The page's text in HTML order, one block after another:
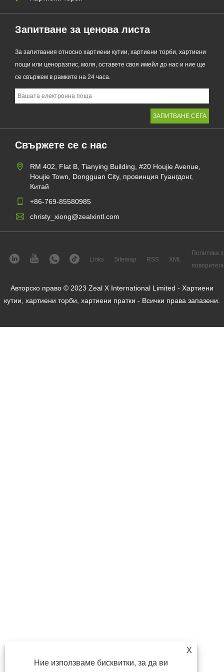
X
Ние използваме бисквитки, за да ви
Запитване за ценова листа
За запитвания относно хартиени кутии, хартиени торби, хартиени
пощи или ценоразпис, моля, оставете своя имейл до нас и ние ще
се свържем в рамките на 24 часа.
Свържете се с нас
RM 402, Flat B, Tianying Building, #20 Houjie Avenue,
Houjie Town, Dongguan City, провинция Гуангдонг,
Китай
+86-769-85580985
christy_xiong@zealxintl.com
Links Sitemap RSS XML
Политика
Авторско право © 2023 Zeal X International Limited - Хартиени
кутии, хартиени торби, хартиени пратки - Всички права запазени.